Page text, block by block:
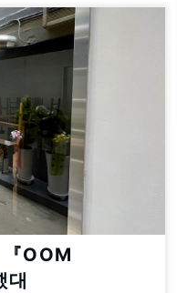
OOM
대